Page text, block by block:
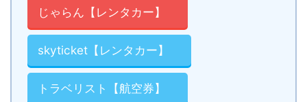
じゃらん【レンタカー】
skyticket【レンタカー】
トラベリスト【航空券】